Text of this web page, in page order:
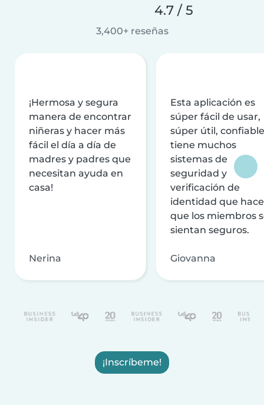
4.7 / 5
3,400+ reseñas
¡Hermosa y segura
manera de encontrar
niñeras y hacer más
fácil el día a día de
madres y padres que
necesitan ayuda en
casa!
Nerina
Esta aplicación es
súper fácil de usar,
súper útil,
tiene muchos
sistemas de
seguridad y
verificación de
identidad que
que los miembros
sientan seguros.
Giovanna
¡Inscríbeme!